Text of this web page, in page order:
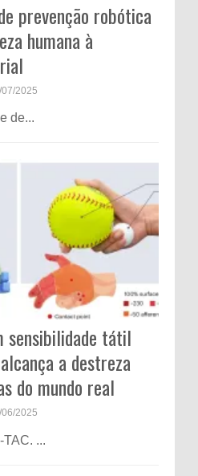
prevenção robótica
humana à
2025
de...
sensibilidade tátil
a destreza
do mundo real
2025
...